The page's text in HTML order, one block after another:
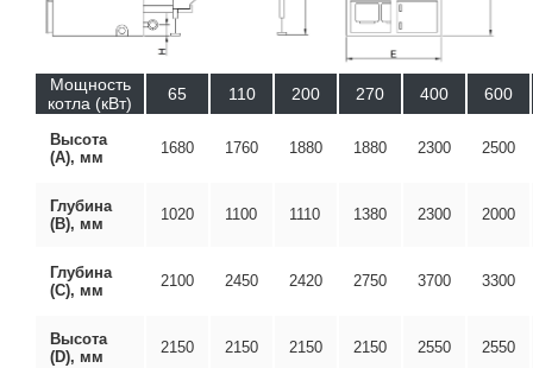
Мощность
котла (кВт)
65 110 200 270 400 600
Высота
(А), мм
1680 1760 1880 1880 2300 2500
Глубина
(В), мм
1020 1100 1110 1380 2300 2000
Глубина
(С), мм
2100 2450 2420 2750 3700 3300
Высота
(D), мм
2150 2150 2150 2150 2550 2550